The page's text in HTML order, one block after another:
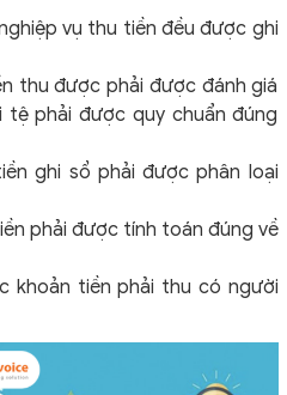
vụ thu tiền đều được ghi
thu được phải được đánh giá
tệ phải được quy chuẩn đúng
ghi sổ phải được phân loại
phải được tính toán đúng về
khoản tiền phải thu có người